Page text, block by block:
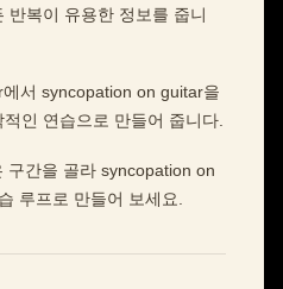
반복이 유용한 정보를 줍니
서 syncopation on guitar을
인 연습으로 만들어 줍니다.
구간을 골라 syncopation on
루프로 만들어 보세요.